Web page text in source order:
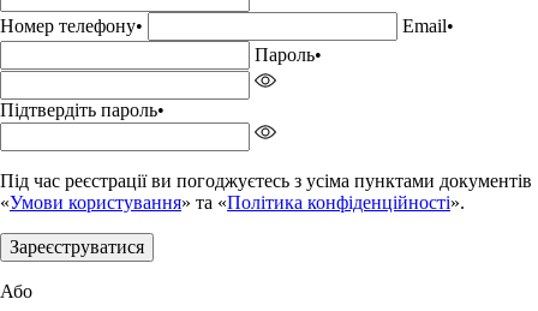
Номер телефону• Email•
Пароль•
Підтвердіть пароль•
Під час реєстрації ви погоджуєтесь з усіма пунктами документів
«Умови користування» та «Політика конфіденційності».
Зареєструватися
Або